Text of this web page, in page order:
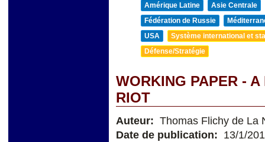
Amérique Latine
Asie Centrale
Fédération de Russie
USA
Système international et
Défense/Stratégie
WORKING PAPER -
RIOT
Auteur: Thomas Flichy de La
Date de publication: 13/1/